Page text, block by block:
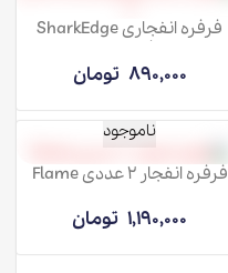
فرفره انفجاری SharkEdge
890,000 تومان
ناموجود
فرفره انفجار 2 عددی Flame
1,190,000 تومان